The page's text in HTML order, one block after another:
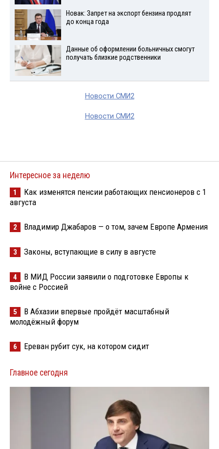
Новак: Запрет на экспорт бензина продлят
до конца года
Данные об оформлении больничных смогут
получать близкие родственники
Новости СМИ2
Новости СМИ2
Интересное за неделю
1
Как изменятся пенсии работающих пенсионеров с 1
августа
2 Владимир Джабаров — о том, зачем Европе Армения
3 Законы, вступающие в силу в августе
4
В МИД России заявили о подготовке Европы к
войне с Россией
5
В Абхазии впервые пройдёт масштабный
молодёжный форум
6 Ереван рубит сук, на котором сидит
Главное сегодня